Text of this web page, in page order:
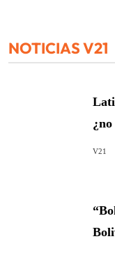
NOTICIAS V21
V21